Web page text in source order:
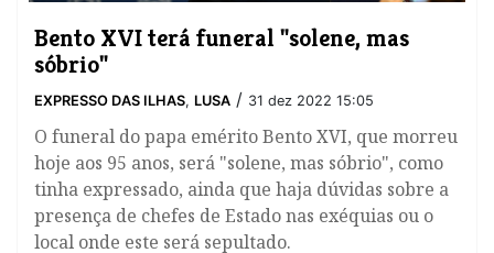
​Bento XVI terá funeral "solene, mas
sóbrio"
EXPRESSO DAS ILHAS, LUSA / 31 dez 2022 15:05
O funeral do papa emérito Bento XVI, que morreu
hoje aos 95 anos, será "solene, mas sóbrio", como
tinha expressado, ainda que haja dúvidas sobre a
presença de chefes de Estado nas exéquias ou o
local onde este será sepultado.